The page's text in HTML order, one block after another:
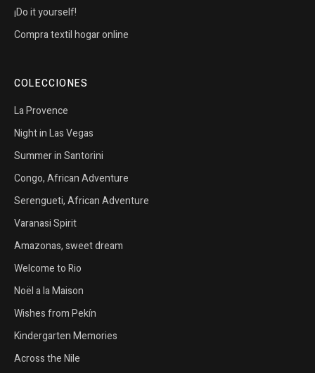
¡Do it yourself!
Compra textil hogar online
COLECCIONES
La Provence
Night in Las Vegas
Summer in Santorini
Congo, African Adventure
Serengueti, African Adventure
Varanasi Spirit
Amazonas, sweet dream
Welcome to Rio
Noël a la Maison
Wishes from Pekín
Kindergarten Memories
Across the Nile